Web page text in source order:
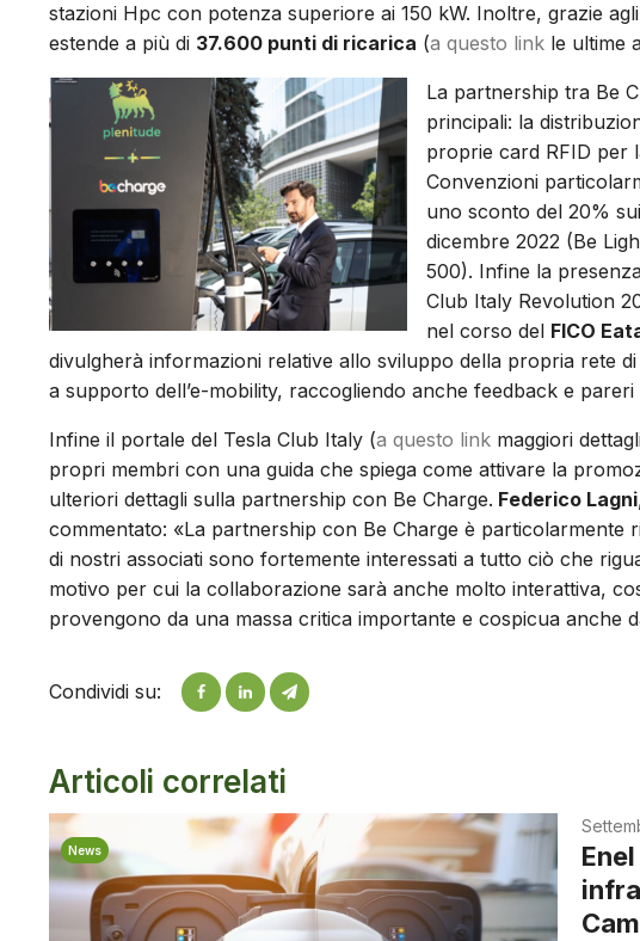
stazioni Hpc con potenza superiore ai 150 kW. Inoltre, grazie
estende a più di 37.600 punti di ricarica (a questo link le ultime
La partnership tra Be
principali: la
proprie card RFID per
Convenzioni
uno sconto del 20%
dicembre 2022 (Be
500). Infine la
Club Italy Revolution
nel corso del FICO
divulgherà informazioni relative allo sviluppo della propria rete
a supporto dell’e-mobility, raccogliendo anche feedback e
Infine il portale del Tesla Club Italy (a questo link maggiori
propri membri con una guida che spiega come attivare la
ulteriori dettagli sulla partnership con Be Charge. Federico Lagni
commentato: «La partnership con Be Charge è particolarmente
di nostri associati sono fortemente interessati a tutto ciò che
motivo per cui la collaborazione sarà anche molto interattiva,
provengono da una massa critica importante e cospicua anche
Condividi su:
Articoli correlati
News